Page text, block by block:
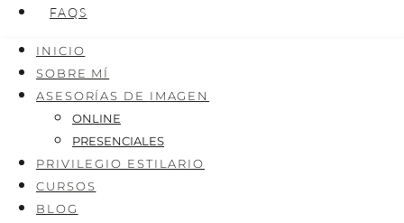
FAQS
INICIO
SOBRE MÍ
ASESORÍAS DE IMAGEN
ONLINE
PRESENCIALES
PRIVILEGIO ESTILARIO
CURSOS
BLOG